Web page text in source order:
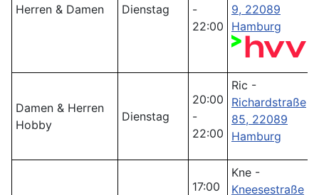
Herren & Damen Dienstag
-
22:00
9, 22089
Hamburg
Damen & Herren
Hobby
Dienstag
20:00
-
22:00
Ric -
Richardstraße
85, 22089
Hamburg
17:00
Kne -
Kneesestraße